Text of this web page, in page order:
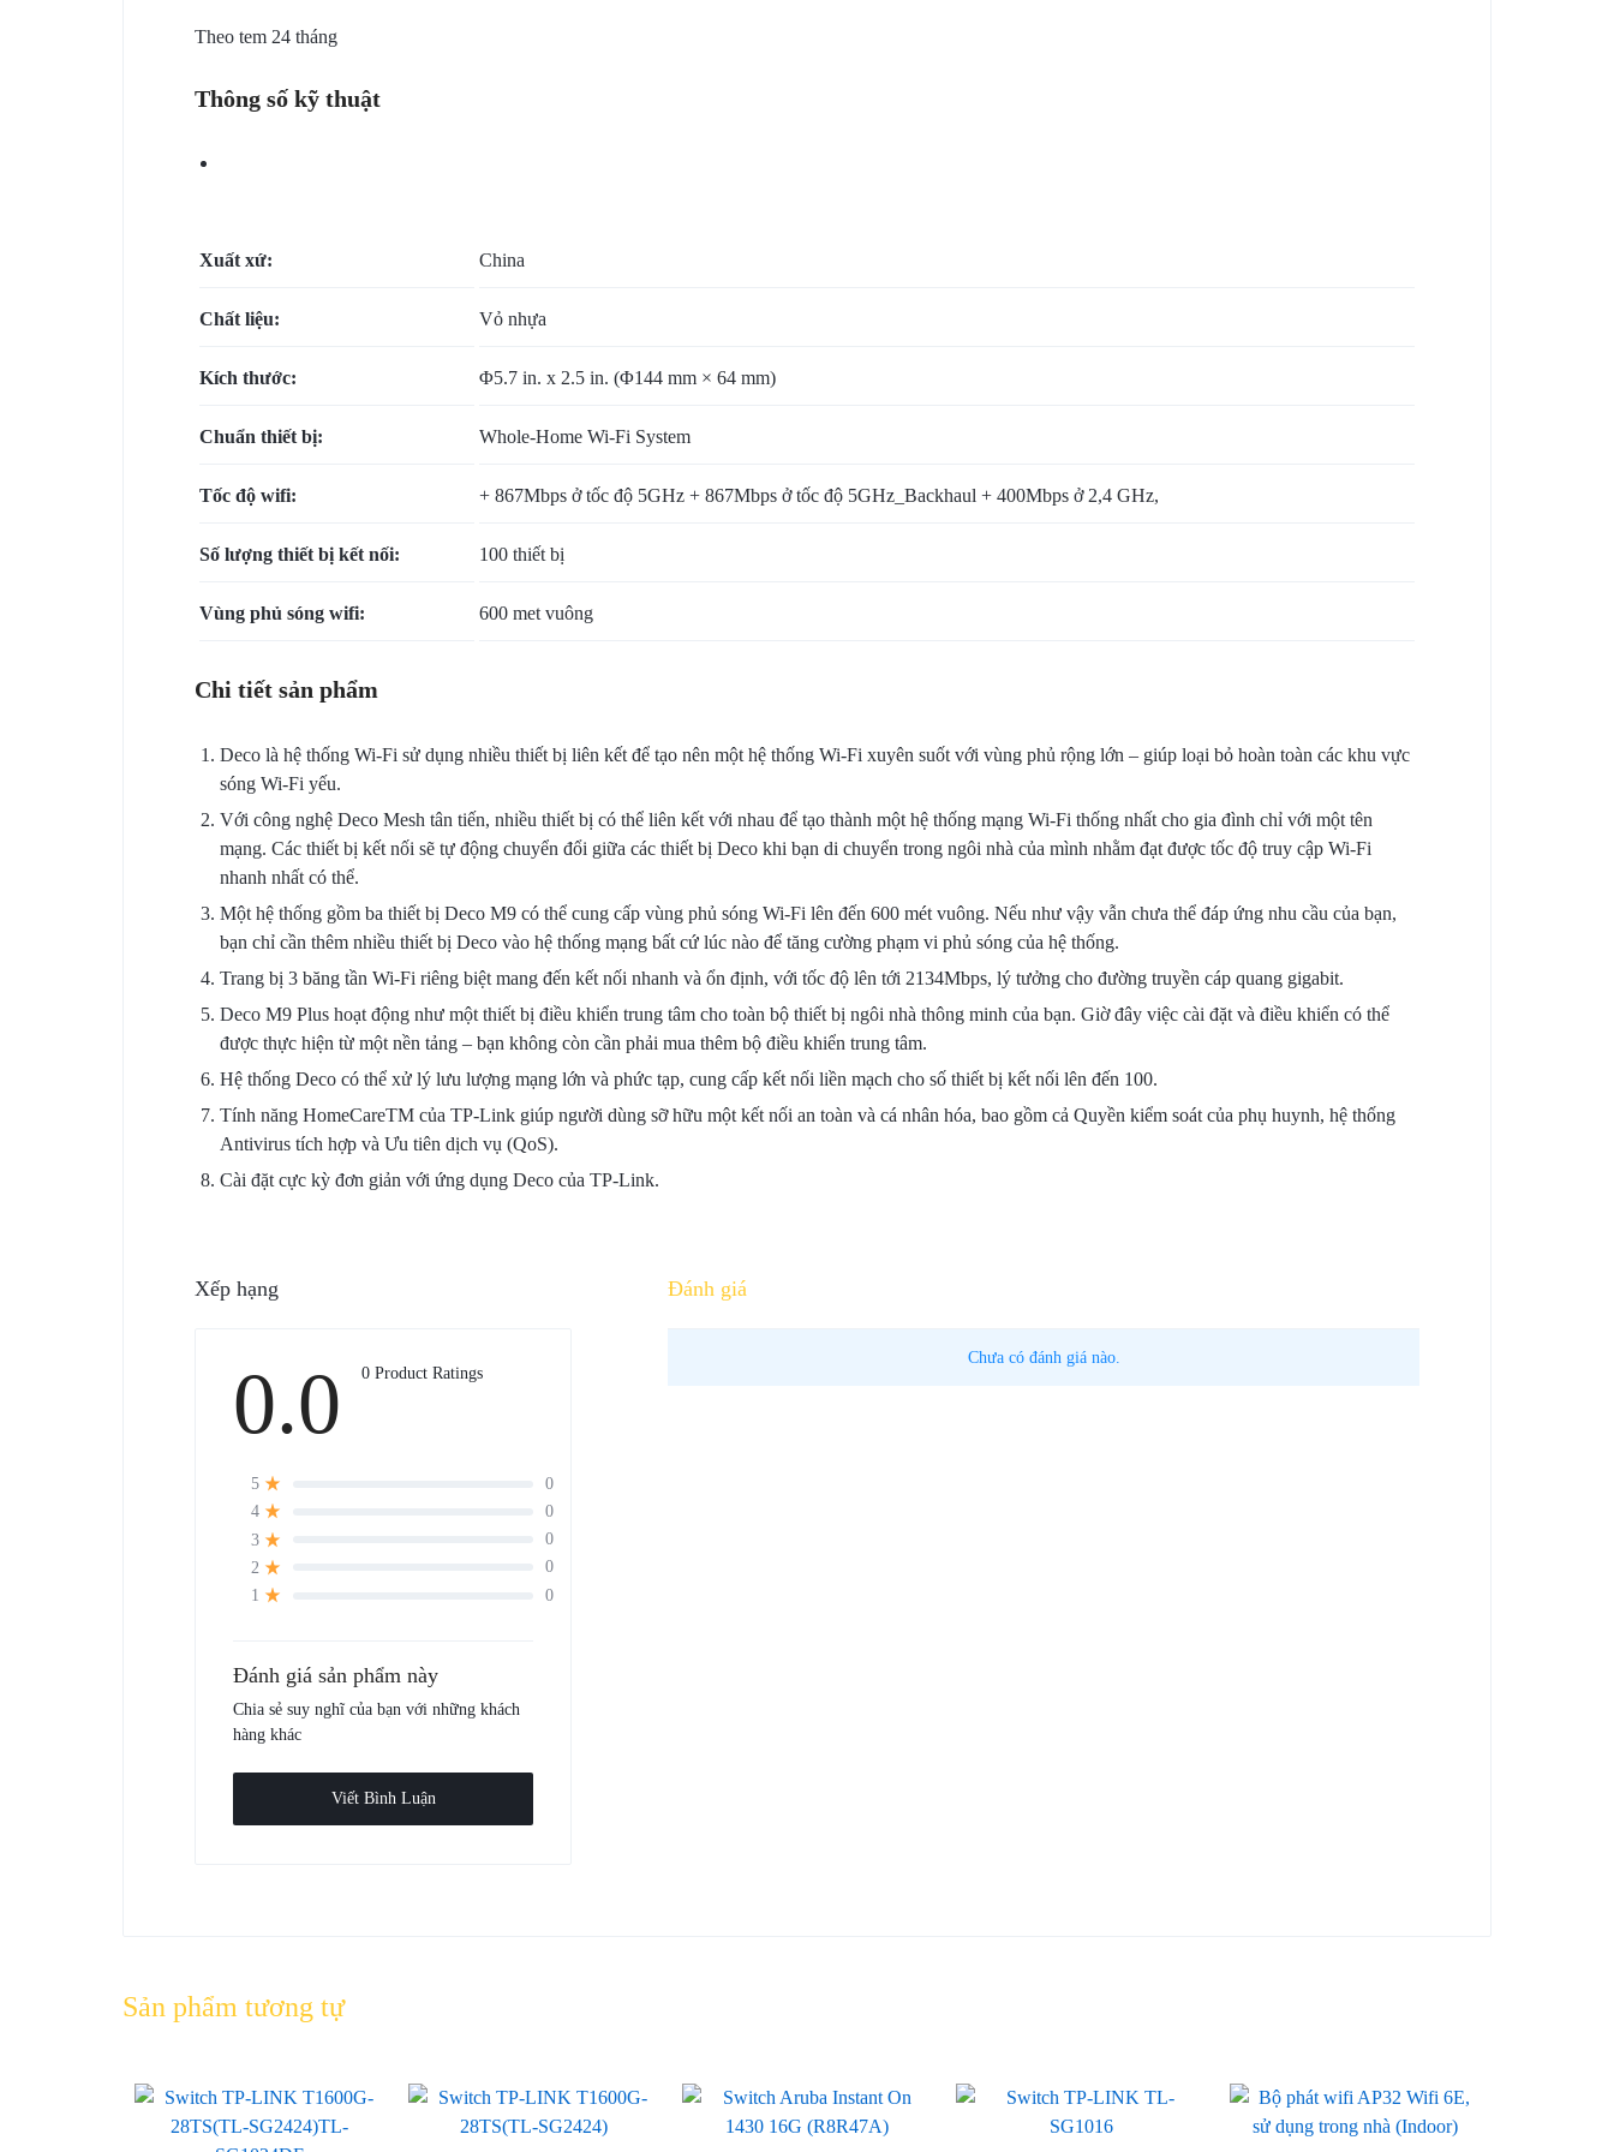
BẢO
MẬT
TẦNG
Theo tem 24 tháng
Thông số kỹ thuật
Xuất xứ: China
Chất liệu: Vỏ nhựa
Kích thước: Φ5.7 in. x 2.5 in. (Φ144 mm × 64 mm)
Chuẩn thiết bị: Whole-Home Wi-Fi System
Tốc độ wifi: + 867Mbps ở tốc độ 5GHz + 867Mbps ở tốc độ 5GHz_Backhaul + 400Mbps ở 2,4 GHz,
Số lượng thiết bị kết nối: 100 thiết bị
Vùng phủ sóng wifi: 600 met vuông
Chi tiết sản phẩm
Deco là hệ thống Wi-Fi sử dụng nhiều thiết bị liên kết để tạo nên một hệ thống Wi-Fi xuyên suốt với vùng phủ rộng lớn – giúp loại bỏ hoàn toàn các khu vực
sóng Wi-Fi yếu.
Với công nghệ Deco Mesh tân tiến, nhiều thiết bị có thể liên kết với nhau để tạo thành một hệ thống mạng Wi-Fi thống nhất cho gia đình chỉ với một tên
mạng. Các thiết bị kết nối sẽ tự động chuyển đổi giữa các thiết bị Deco khi bạn di chuyển trong ngôi nhà của mình nhằm đạt được tốc độ truy cập Wi-Fi
nhanh nhất có thể.
Một hệ thống gồm ba thiết bị Deco M9 có thể cung cấp vùng phủ sóng Wi-Fi lên đến 600 mét vuông. Nếu như vậy vẫn chưa thể đáp ứng nhu cầu của bạn,
bạn chỉ cần thêm nhiều thiết bị Deco vào hệ thống mạng bất cứ lúc nào để tăng cường phạm vi phủ sóng của hệ thống.
Trang bị 3 băng tần Wi-Fi riêng biệt mang đến kết nối nhanh và ổn định, với tốc độ lên tới 2134Mbps, lý tưởng cho đường truyền cáp quang gigabit.
Deco M9 Plus hoạt động như một thiết bị điều khiển trung tâm cho toàn bộ thiết bị ngôi nhà thông minh của bạn. Giờ đây việc cài đặt và điều khiển có thể
được thực hiện từ một nền tảng – bạn không còn cần phải mua thêm bộ điều khiển trung tâm.
Hệ thống Deco có thể xử lý lưu lượng mạng lớn và phức tạp, cung cấp kết nối liền mạch cho số thiết bị kết nối lên đến 100.
Tính năng HomeCareTM của TP-Link giúp người dùng sỡ hữu một kết nối an toàn và cá nhân hóa, bao gồm cả Quyền kiểm soát của phụ huynh, hệ thống
Antivirus tích hợp và Ưu tiên dịch vụ (QoS).
Cài đặt cực kỳ đơn giản với ứng dụng Deco của TP-Link.
Xếp hạng
0.0 0 Product Ratings
5
0
4
0
3
0
2
0
1
0
Đánh giá sản phẩm này
Chia sẻ suy nghĩ của bạn với những khách
hàng khác
Viết Bình Luận
Đánh giá
Chưa có đánh giá nào.
Sản phẩm tương tự